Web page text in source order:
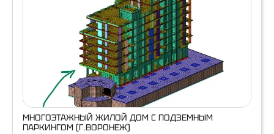
МНОГОЭТАЖНЫЙ ЖИЛОЙ ДОМ С ПОДЗЕМНЫМ
ПАРКИНГОМ (Г.ВОРОНЕЖ)